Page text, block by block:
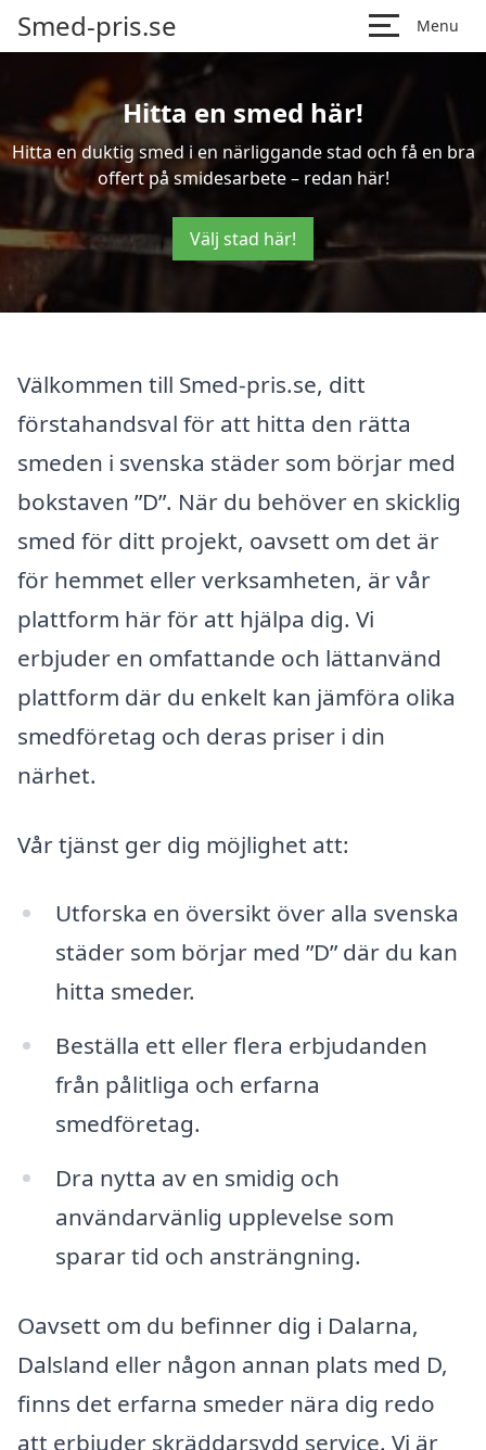
Smed-pris.se Menu
Hitta en smed här!
Hitta en duktig smed i en närliggande stad och få en bra
offert på smidesarbete – redan här!
Välj stad här!
Välkommen till Smed-pris.se, ditt
förstahandsval för att hitta den rätta
smeden i svenska städer som börjar med
bokstaven ”D”. När du behöver en skicklig
smed för ditt projekt, oavsett om det är
för hemmet eller verksamheten, är vår
plattform här för att hjälpa dig. Vi
erbjuder en omfattande och lättanvänd
plattform där du enkelt kan jämföra olika
smedföretag och deras priser i din
närhet.
Vår tjänst ger dig möjlighet att:
Utforska en översikt över alla svenska
städer som börjar med ”D” där du kan
hitta smeder.
Beställa ett eller flera erbjudanden
från pålitliga och erfarna
smedföretag.
Dra nytta av en smidig och
användarvänlig upplevelse som
sparar tid och ansträngning.
Oavsett om du befinner dig i Dalarna,
Dalsland eller någon annan plats med D,
finns det erfarna smeder nära dig redo
att erbjuder skräddarsydd service. Vi är